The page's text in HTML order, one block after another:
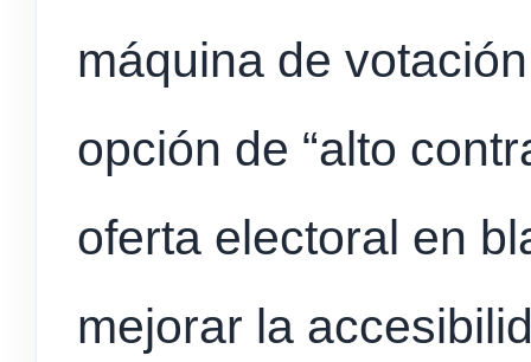
máquina de
opción de “alto
oferta electoral en
mejorar la